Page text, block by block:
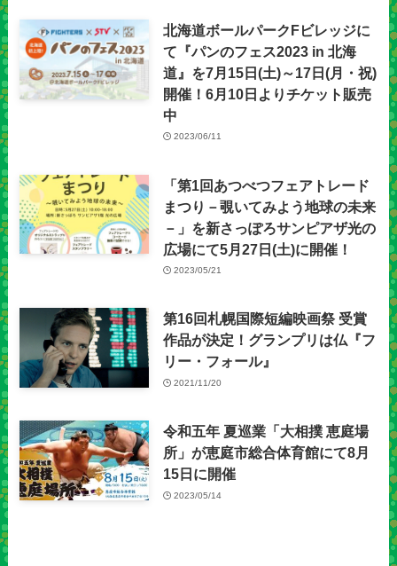
北海道ボールパークFビレッジに
て『パンのフェス2023 in 北海
道』を7月15日(土)～17日(月・祝)
開催！6月10日よりチケット販売
中
2023/06/11
「第1回あつべつフェアトレード
まつり－覗いてみよう地球の未来
－」を新さっぽろサンピアザ光の
広場にて5月27日(土)に開催！
2023/05/21
第16回札幌国際短編映画祭 受賞
作品が決定！グランプリは仏『フ
リー・フォール』
2021/11/20
令和五年 夏巡業「大相撲 恵庭場
所」が恵庭市総合体育館にて8月
15日に開催
2023/05/14